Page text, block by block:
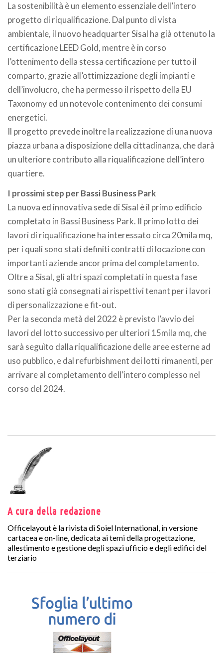
La sostenibilità è un elemento essenziale dell’intero
progetto di riqualificazione. Dal punto di vista
ambientale, il nuovo headquarter Sisal ha già ottenuto la
certificazione LEED Gold, mentre è in corso
l’ottenimento della stessa certificazione per tutto il
comparto, grazie all’ottimizzazione degli impianti e
dell’involucro, che ha permesso il rispetto della EU
Taxonomy ed un notevole contenimento dei consumi
energetici.
Il progetto prevede inoltre la realizzazione di una nuova
piazza urbana a disposizione della cittadinanza, che darà
un ulteriore contributo alla riqualificazione dell’intero
quartiere.
I prossimi step per Bassi Business Park
La nuova ed innovativa sede di Sisal è il primo edificio
completato in Bassi Business Park. Il primo lotto dei
lavori di riqualificazione ha interessato circa 20mila mq,
per i quali sono stati definiti contratti di locazione con
importanti aziende ancor prima del completamento.
Oltre a Sisal, gli altri spazi completati in questa fase
sono stati già consegnati ai rispettivi tenant per i lavori
di personalizzazione e fit-out.
Per la seconda metà del 2022 è previsto l’avvio dei
lavori del lotto successivo per ulteriori 15mila mq, che
sarà seguìto dalla riqualificazione delle aree esterne ad
uso pubblico, e dal refurbishment dei lotti rimanenti, per
arrivare al completamento dell’intero complesso nel
corso del 2024.
A cura della redazione
Officelayout è la rivista di Soiel International, in versione
cartacea e on-line, dedicata ai temi della progettazione,
allestimento e gestione degli spazi ufficio e degli edifici del
terziario